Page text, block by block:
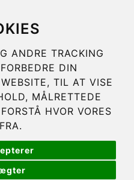
ANDRE TRACKING
DIN
TIL AT VISE
MÅLRETTEDE
HVOR VORES